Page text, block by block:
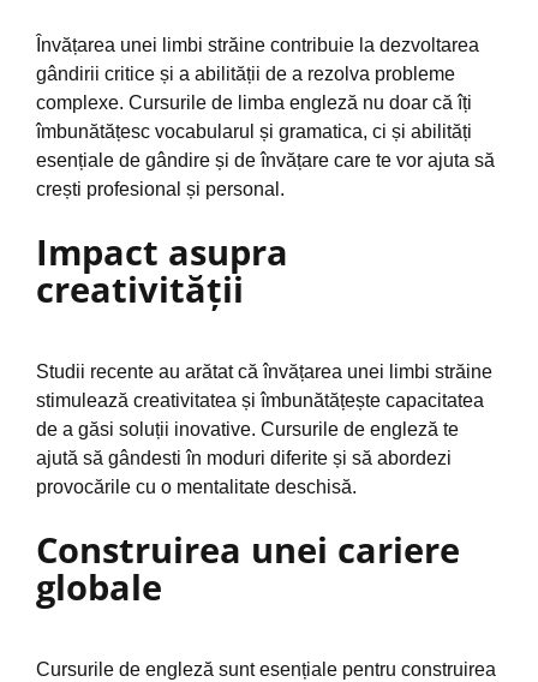
Învățarea unei limbi străine contribuie la dezvoltarea
gândirii critice și a abilității de a rezolva probleme
complexe. Cursurile de limba engleză nu doar că îți
îmbunătățesc vocabularul și gramatica, ci și abilități
esențiale de gândire și de învățare care te vor ajuta să
crești profesional și personal.
Impact asupra
creativității
Studii recente au arătat că învățarea unei limbi străine
stimulează creativitatea și îmbunătățește capacitatea
de a găsi soluții inovative. Cursurile de engleză te
ajută să gândesti în moduri diferite și să abordezi
provocările cu o mentalitate deschisă.
Construirea unei cariere
globale
Cursurile de engleză sunt esențiale pentru construirea